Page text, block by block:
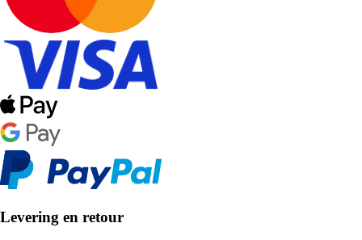
Levering en retour